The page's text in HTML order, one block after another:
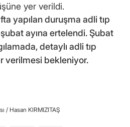
yer verildi.
yapılan duruşma adli tıp
ayına ertelendi. Şubat
detaylı adli tıp
verilmesi bekleniyor.
/ Hasan KIRMIZITAŞ